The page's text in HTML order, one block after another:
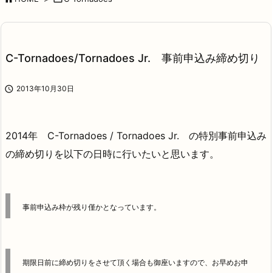


C-Tornadoes/Tornadoes Jr. 事前申込み締め切り
 2013年10月30日
2014年 C-Tornadoes / Tornadoes Jr. の特別事前申込み
の締め切りを以下の日時に行いたいと思います。
事前申込み枠が残り僅かとなっています。
期限日前に締め切りをさせて頂く場合も御座いますので、お早めお申